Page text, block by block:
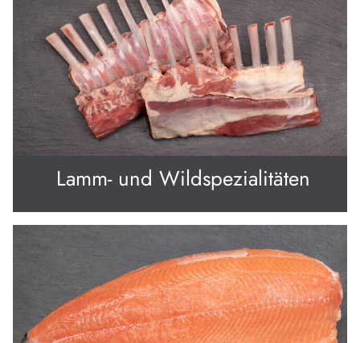
Lamm- und Wildspezialitäten